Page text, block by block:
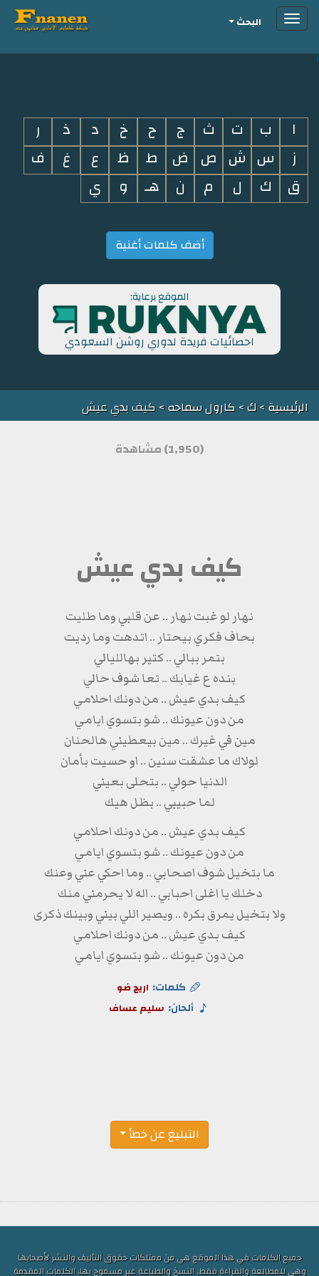
i
Toggleالبحث
ا ب ت ث ج ح خ د ذ
ر
ز
س ش ص ض ط ظ ع غ
ف
ق
ك ل م ن هـ و ي
أضف كلمات أغنية
الموقع برعاية:
احصائيات فريدة لدوري روشن السعودي
الرئيسية>ك> كارول سماحه> كيف بدي عيش
(1,950) مشاهدة
كيف بدي عيش
نهار لو غبت نهار .. عن قلبي وما طليت
بحاف فكري بيحتار .. اتدهت وما رديت
بتمر ببالي .. كتير بهالليالي
بنده ع غيابك .. تعا شوف حالي
كيف بدي عيش .. من دونك احلامي
من دون عيونك .. شو بتسوي ايامي
مين في غيرك .. مين بيعطيني هالحنان
لولاك ما عشقت سنين .. او حسيت بأمان
الدنيا حولي .. بتحلى بعيني
لما حبيبي .. بظل هيك
كيف بدي عيش .. من دونك احلامي
من دون عيونك .. شو بتسوي ايامي
ما بتخيل شوف اصحابي .. وما احكي عني وعنك
دخلك يا اغلى احبابي .. اله لا يحرمني منك
ولا بتخيل يمرق بكره .. ويصير اللي بيني وبينك ذكرى
كيف بدي عيش .. من دونك احلامي
من دون عيونك .. شو بتسوي ايامي
كلمات: اريج ضو
ألحان: سليم عساف
التبليغ عن خطأ
جميع الكلمات في هذا الموقع هي من ممتلكات حقوق التأليف والنشر لأصحابها
وهي للمطالعة والقراءة فقط, النسخ والطباعة غير مسموح بها, الكلمات المقدمة